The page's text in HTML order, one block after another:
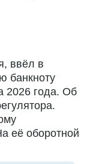
ввёл в
банкноту
2026 года. Об
её оборотной